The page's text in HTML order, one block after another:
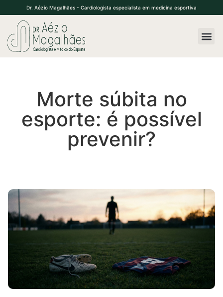
Dr. Aézio Magalhães - Cardiologista especialista em medicina esportiva
Morte súbita no
esporte: é possível
prevenir?